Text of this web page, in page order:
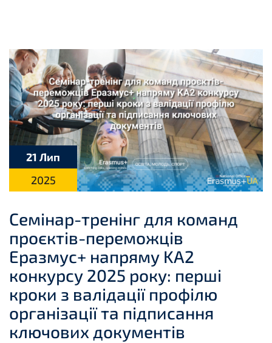
21 Лип
2025
Cемінар-тренінг для команд
проєктів-переможців
Еразмус+ напряму KA2
конкурсу 2025 року: перші
кроки з валідації профілю
організації та підписання
ключових документів